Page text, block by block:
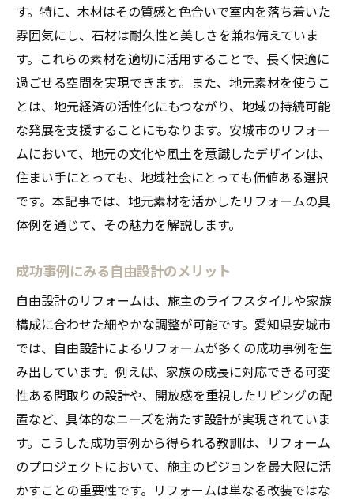
す。特に、木材はその質感と色合いで室内を落ち着いた
雰囲気にし、石材は耐久性と美しさを兼ね備えていま
す。これらの素材を適切に活用することで、長く快適に
過ごせる空間を実現できます。また、地元素材を使うこ
とは、地元経済の活性化にもつながり、地域の持続可能
な発展を支援することにもなります。安城市のリフォー
ムにおいて、地元の文化や風土を意識したデザインは、
住まい手にとっても、地域社会にとっても価値ある選択
です。本記事では、地元素材を活かしたリフォームの具
体例を通じて、その魅力を解説します。
成功事例にみる自由設計のメリット
自由設計のリフォームは、施主のライフスタイルや家族
構成に合わせた細やかな調整が可能です。愛知県安城市
では、自由設計によるリフォームが多くの成功事例を生
み出しています。例えば、家族の成長に対応できる可変
性ある間取りの設計や、開放感を重視したリビングの配
置など、具体的なニーズを満たす設計が実現されていま
す。こうした成功事例から得られる教訓は、リフォーム
のプロジェクトにおいて、施主のビジョンを最大限に活
かすことの重要性です。リフォームは単なる改装ではな